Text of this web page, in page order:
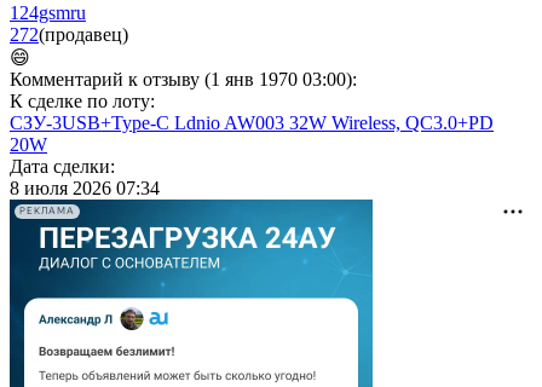
124gsmru
272(продавец)
😄
Комментарий к отзыву (1 янв 1970 03:00):
К сделке по лоту:
СЗУ-3USB+Type-C Ldnio AW003 32W Wireless, QC3.0+PD
20W
Дата сделки:
8 июля 2026 07:34
РЕКЛАМА